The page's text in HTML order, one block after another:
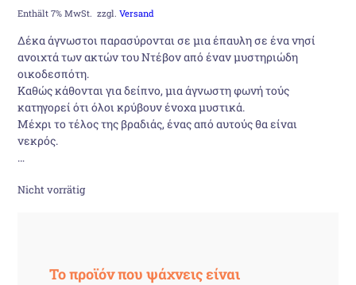
Preis
war:
29,16 €
ist:
24,30 €.
Enthält 7% MwSt. zzgl.Versand
Δέκα άγνωστοι παρασύρονται σε μια έπαυλη σε ένα νησί
ανοιχτά των ακτών του Ντέβον από έναν μυστηριώδη
οικοδεσπότη.
Καθώς κάθονται για δείπνο, μια άγνωστη φωνή τούς
κατηγορεί ότι όλοι κρύβουν ένοχα μυστικά.
Μέχρι το τέλος της βραδιάς, ένας από αυτούς θα είναι
νεκρός.
…
Nicht vorrätig
Το προϊόν που ψάχνεις είναι